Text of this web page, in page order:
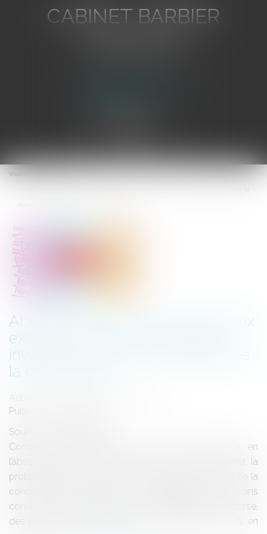
CABINET BARBIER
Ouvrir
le
Vous êtes ici :
Abus de position dominante et prix
excessifs : la Cour de cassation
invalide la doctrine de l’Autorité de
la concurrence
Auteur : BELLONE-CLOSSET Caroline
Publié le :
Source :
Comment caractériser un prix « non équitable » en
l’absence de prix de référence extérieurs ? Telle est la
problématique à laquelle a été confrontée l’Autorité de la
concurrence après que les établissements de soins
corses se sont vu appliquer, par leur prestataire Sanicorse,
des augmentations de tarifs très significatives – +88% en